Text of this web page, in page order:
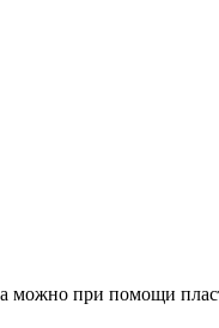
можно при помощи